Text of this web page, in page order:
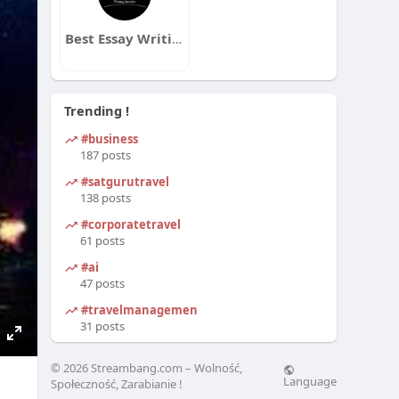
Best Essay Writing Services
Trending !
#business
187 posts
#satgurutravel
138 posts
#corporatetravel
61 posts
#ai
47 posts
#travelmanagement
31 posts
© 2026 Streambang.com – Wolność,
Społeczność, Zarabianie !
Language